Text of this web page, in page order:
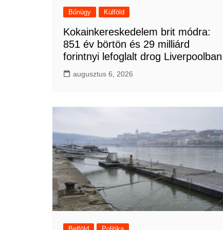
Bűnügy Külföld
Kokainkereskedelem brit módra:
851 év börtön és 29 milliárd
forintnyi lefoglalt drog Liverpoolban
augusztus 6, 2026
Belföld Politika